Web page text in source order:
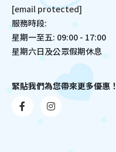
[email protected]
服務時段:
星期一至五: 09:00 - 17:00
星期六日及公眾假期休息
緊貼我們為您帶來更多優惠！